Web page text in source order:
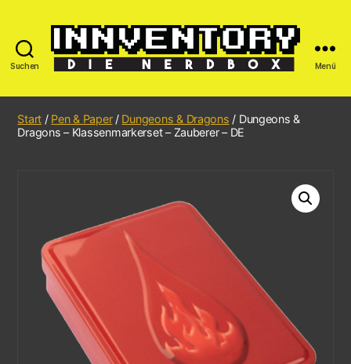
Suchen Menü
Start / Pen & Paper/ Dungeons & Dragons / Dungeons &
Dragons – Klassenmarkerset – Zauberer – DE